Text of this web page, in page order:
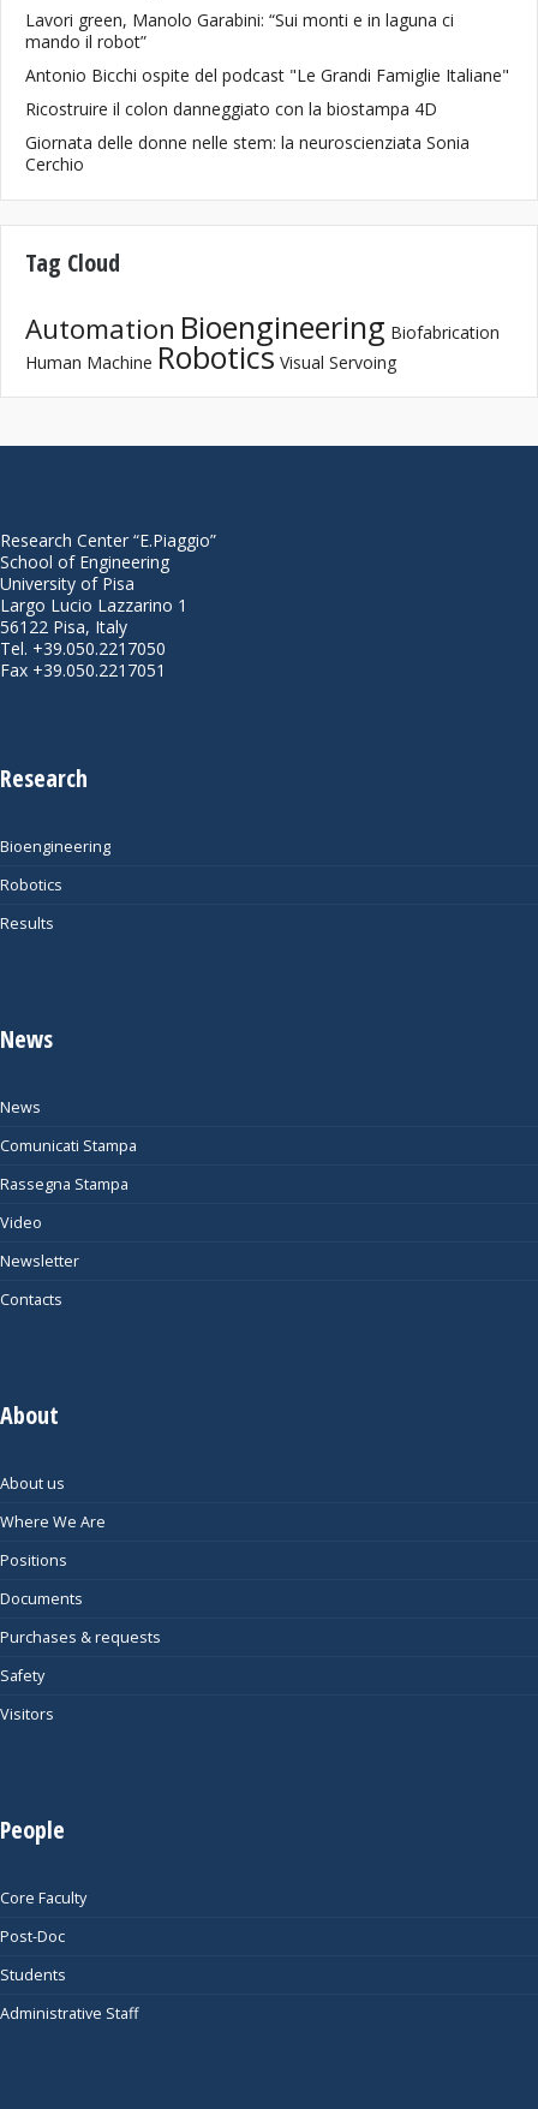
Lavori green, Manolo Garabini: “Sui monti e in laguna ci
mando il robot”
Antonio Bicchi ospite del podcast "Le Grandi Famiglie Italiane"
Ricostruire il colon danneggiato con la biostampa 4D
Giornata delle donne nelle stem: la neuroscienziata Sonia
Cerchio
Tag Cloud
Automation Bioengineering Biofabrication
Human Machine Robotics Visual Servoing
Research Center “E.Piaggio”
School of Engineering
University of Pisa
Largo Lucio Lazzarino 1
56122 Pisa, Italy
Tel. +39.050.2217050
Fax +39.050.2217051
Research
Bioengineering
Robotics
Results
News
News
Comunicati Stampa
Rassegna Stampa
Video
Newsletter
Contacts
About
About us
Where We Are
Positions
Documents
Purchases & requests
Safety
Visitors
People
Core Faculty
Post-Doc
Students
Administrative Staff